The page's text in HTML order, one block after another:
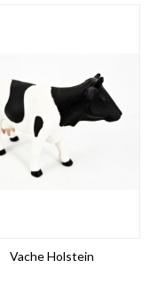
Vache Holstein